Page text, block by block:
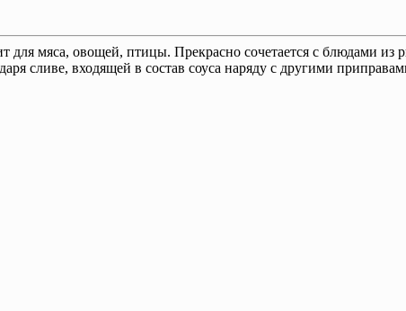
для мяса, овощей, птицы. Прекрасно сочетается с блюдами
сливе, входящей в состав соуса наряду с другими